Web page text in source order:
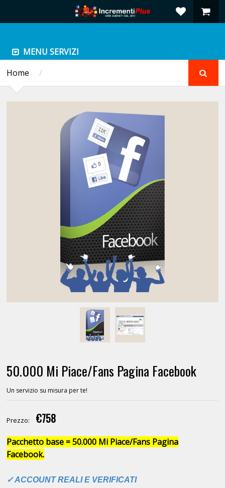
MENU SERVIZI
Home
/
50.000 Mi Piace/Fans Pagina Facebook
Un servizio su misura per te!
Prezzo: €758
Pacchetto base = 50.000 Mi Piace/Fans Pagina
Facebook.
✓ ACCOUNT REALI E VERIFICATI